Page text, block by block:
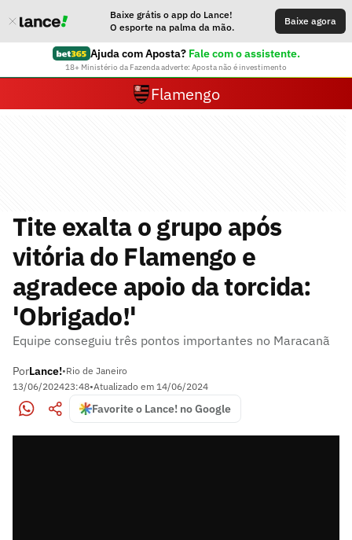
Baixe grátis o app do Lance!
O esporte na palma da mão.
Baixe agora
Ajuda com Aposta? Fale com o assistente.
18+ Ministério da Fazenda adverte: Aposta não é investimento
Flamengo
Tite exalta o grupo após
vitória do Flamengo e
agradece apoio da torcida:
'Obrigado!'
Equipe conseguiu três pontos importantes no Maracanã
PorLance!•Rio de Janeiro
13/06/202423:48•Atualizado em 14/06/2024
Favorite o Lance! no Google